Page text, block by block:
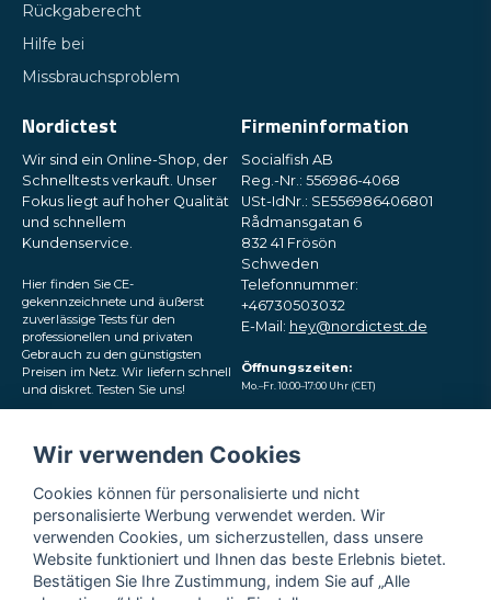
Rückgaberecht
Hilfe bei
Missbrauchsproblem
Nordictest
Wir sind ein Online-Shop, der
Schnelltests verkauft. Unser
Fokus liegt auf hoher Qualität
und schnellem
Kundenservice.
Hier finden Sie CE-
gekennzeichnete und äußerst
zuverlässige Tests für den
professionellen und privaten
Gebrauch zu den günstigsten
Preisen im Netz. Wir liefern schnell
und diskret. Testen Sie uns!
sozialen Medien
Firmeninformation
Socialfish AB
Reg.-Nr.: 556986-4068
USt-IdNr.: SE556986406801
Rådmansgatan 6
832 41 Frösön
Schweden
Telefonnummer:
+46730503032
E-Mail: hey@nordictest.de
Öffnungszeiten:
Mo.–Fr. 10:00–17:00 Uhr (CET)
Wir verwenden Cookies
Cookies können für personalisierte und nicht
personalisierte Werbung verwendet werden. Wir
verwenden Cookies, um sicherzustellen, dass unsere
Website funktioniert und Ihnen das beste Erlebnis bietet.
Bestätigen Sie Ihre Zustimmung, indem Sie auf „Alle